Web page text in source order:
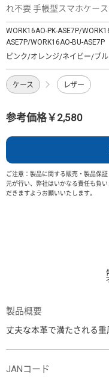
れ不要 手帳型スマホケース
WORK16AO-PK-ASE7P/
ASE7P/WORK16AO-BU-ASE7P
ピンク/オレンジ/ネイビー/ブル
ケース レザー
参考価格￥2,580
ご注意：製品に関する販売・製品保
元が行い、弊社はいかなる責任も負
だきますようお願いいたします。
製品概要
丈夫な本革で満たされる重
JANコード